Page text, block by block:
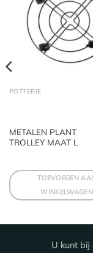
POTTERIE
METALEN PLANT
TROLLEY MAAT L
TOEVOEGEN
WINKELWAGEN
U kunt bij